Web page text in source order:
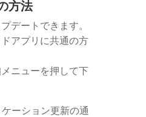
方法
デートできます。
アプリに共通の方
ニューを押して下
ーション更新の通